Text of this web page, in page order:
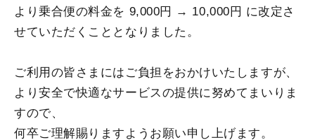
より乗合便の料金を 9,000円 → 10,000円 に改定さ
せていただくこととなりました。
ご利用の皆さまにはご負担をおかけいたしますが、
より安全で快適なサービスの提供に努めてまいりま
すので、
何卒ご理解賜りますようお願い申し上げます。